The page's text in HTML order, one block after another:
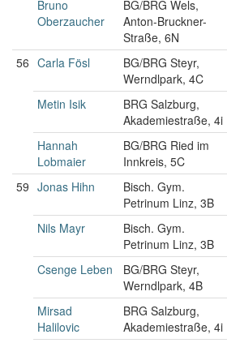
Bruno
Oberzaucher
BG/BRG Wels,
Anton-Bruckner-
Straße, 6N
56 Carla Fösl
BG/BRG Steyr,
Werndlpark, 4C
Metin Isik
BRG Salzburg,
Akademiestraße, 4i
Hannah
Lobmaier
BG/BRG Ried im
Innkreis, 5C
59 Jonas Hihn
Bisch. Gym.
Petrinum Linz, 3B
Nils Mayr
Bisch. Gym.
Petrinum Linz, 3B
Csenge Leben
BG/BRG Steyr,
Werndlpark, 4B
Mirsad
Halilovic
BRG Salzburg,
Akademiestraße, 4i